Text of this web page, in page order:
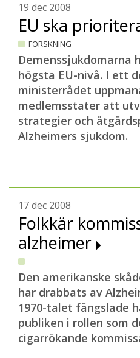
19 dec 2008
EU ska
FORSKNING
högsta EU-nivå. I ett
ministerrådet
medlemsstater att
strategier och
Alzheimers sjukdom.
17 dec 2008
Folkkär
alzheimer
Den amerikanske
har drabbats av
1970-talet fängslade
publiken i rollen som
cigarrökande